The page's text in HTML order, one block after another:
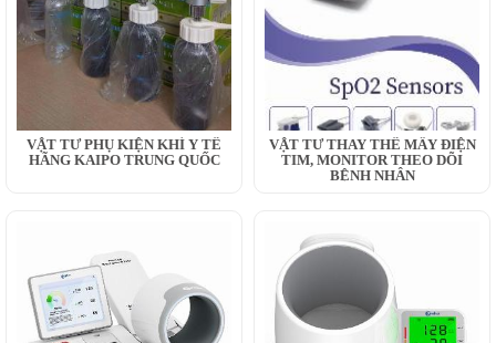
VẬT TƯ PHỤ KIỆN KHÍ Y TẾ
HÃNG KAIPO TRUNG QUỐC
VẬT TƯ THAY THẾ MÂY ĐIỆN
TIM, MONITOR THEO DÕI
BỆNH NHÂN